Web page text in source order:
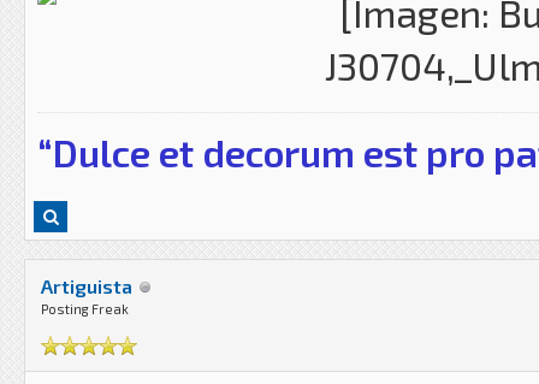
“Dulce et decorum est pro
Artiguista
Posting Freak